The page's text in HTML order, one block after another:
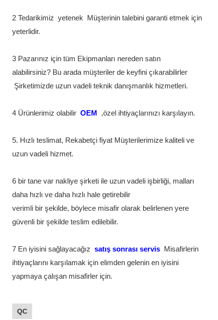
2 Tedarikimiz yetenek
Müşterinin talebini garanti etmek için
yeterlidir.
3 Pazarınız için tüm Ekipmanları nereden satın
alabilirsiniz? Bu arada müşteriler de keyfini çıkarabilirler
Şirketimizde uzun vadeli teknik danışmanlık hizmetleri.
4 Ürünlerimiz olabilir OEM ,özel ihtiyaçlarınızı karşılayın.
5. Hızlı teslimat, Rekabetçi fiyat Müşterilerimize kaliteli ve
uzun vadeli hizmet.
6 bir tane var nakliye şirketi ile uzun vadeli işbirliği, malları
daha hızlı ve daha hızlı hale getirebilir
verimli bir şekilde, böylece misafir olarak belirlenen yere
güvenli bir şekilde teslim edilebilir.
7 En iyisini sağlayacağız satış sonrası servis
Misafirlerin
ihtiyaçlarını karşılamak için elimden gelenin en iyisini
yapmaya çalışan misafirler için.
QC